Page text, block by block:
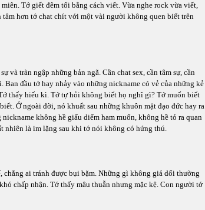
Tớ giết đêm tối bằng cách viết. Vừa nghe rock vừa viết,
hơn tớ chat chít với một vài người không quen biết trên
và tràn ngập những bản ngã. Cần chat sex, cần tâm sự, cần
Ban đầu tớ hay nhảy vào những nickname có vẻ của những kẻ
thấy hiếu kì. Tớ tự hỏi không biết họ nghĩ gì? Tớ muốn biết
Ở ngoài đời, nó khuất sau những khuôn mặt đạo đức hay ra
nickname không hề giấu diếm ham muốn, không hề tỏ ra quan
nhiên là im lặng sau khi tớ nói không có hứng thú.
chẳng ai tránh được bụi bặm. Những gì không giả dối thường
chấp nhận. Tớ thấy mâu thuẫn nhưng mặc kệ. Con người tớ